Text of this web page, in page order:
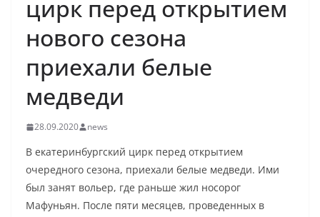
цирк перед открытием
нового сезона
приехали белые
медведи
28.09.2020 news
В екатеринбургский цирк перед открытием
очередного сезона, приехали белые медведи. Ими
был занят вольер, где раньше жил носорог
Мафуньян. После пяти месяцев, проведенных в